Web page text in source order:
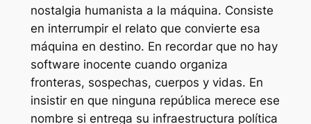
nostalgia humanista a la máquina. Consiste
en interrumpir el relato que convierte esa
máquina en destino. En recordar que no hay
software inocente cuando organiza
fronteras, sospechas, cuerpos y vidas. En
insistir en que ninguna república merece ese
nombre si entrega su infraestructura política